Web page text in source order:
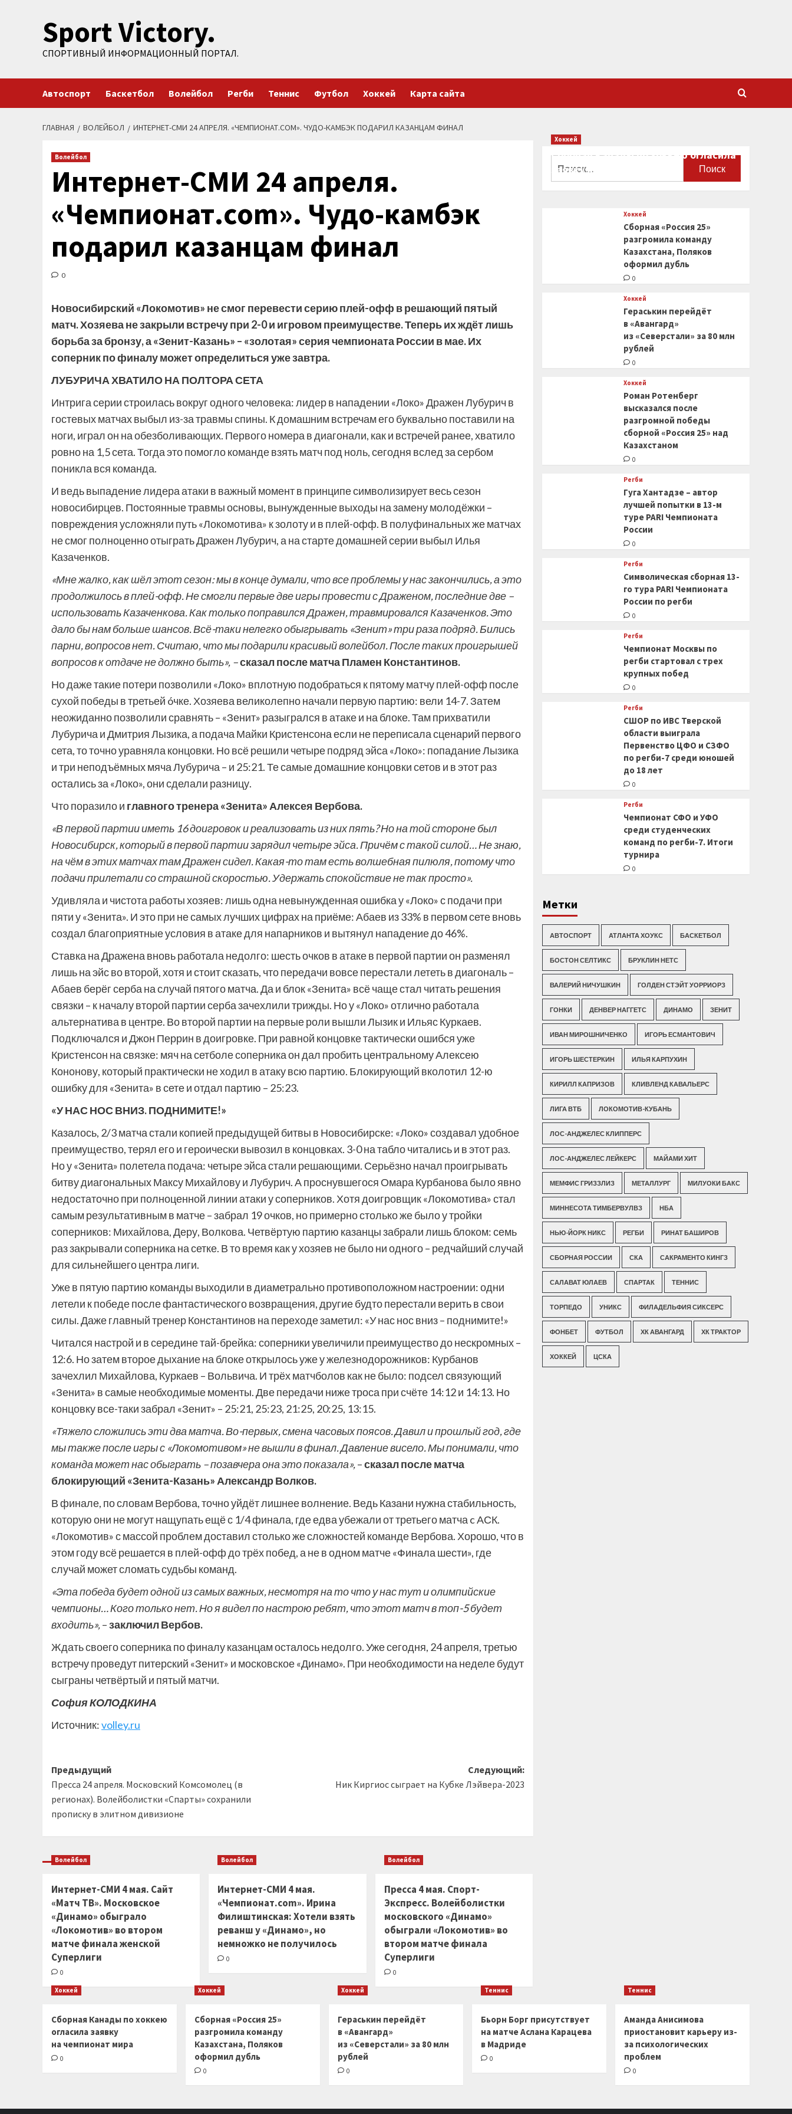
содержимомуSport Victory.
СПОРТИВНЫЙ ИНФОРМАЦИОННЫЙ ПОРТАЛ.
Автоспорт Баскетбол Волейбол Регби Теннис Футбол Хоккей Карта сайта
ГЛАВНАЯ ВОЛЕЙБОЛ ИНТЕРНЕТ-СМИ 24 АПРЕЛЯ. «ЧЕМПИОНАТ.COM». ЧУДО-КАМБЭК ПОДАРИЛ КАЗАНЦАМ ФИНАЛ
Волейбол
Интернет-СМИ 24 апреля.
«Чемпионат.com». Чудо-камбэк
подарил казанцам финал
0
Новосибирский «Локомотив» не смог перевести серию плей-офф в решающий пятый
матч. Хозяева не закрыли встречу при 2-0 и игровом преимуществе. Теперь их ждёт лишь
борьба за бронзу, а «Зенит-Казань» – «золотая» серия чемпионата России в мае. Их
соперник пофиналу может определиться уже завтра.
ЛУБУРИЧА ХВАТИЛО НА ПОЛТОРА СЕТА
Интрига серии строилась вокруг одного человека: лидер в нападении «Локо» Дражен Лубурич в
гостевых матчах выбыл из-за травмы спины. К домашним встречам его буквально поставили на
ноги, играл он на обезболивающих. Первого номера в диагонали, как и встречей ранее, хватило
ровно на 1,5 сета. Тогда это помогло команде взять матч под ноль, сегодня вслед за сербом
поникла вся команда.
И ведь выпадение лидера атаки в важный момент в принципе символизирует весь сезон
новосибирцев. Постоянные травмы основы, вынужденные выходы на замену молодёжки –
повреждения усложняли путь «Локомотива» к золоту и в плей-офф. В полуфинальных же матчах
не смог полноценно отыграть Дражен Лубурич, а на старте домашней серии выбыл Илья
Казаченков.
«Мне жалко, как шёл этот сезон: мы в конце думали, что все проблемы у нас закончились, а это
продолжилось в плей-офф. Не смогли первые две игры провести с Драженом, последние две –
использовать Казаченкова. Как только поправился Дражен, травмировался Казаченков. Это
дало бы нам больше шансов. Всё-таки нелегко обыгрывать «Зенит» три раза подряд. Бились
парни, вопросов нет. Считаю, что мы подарили красивый волейбол. После таких проигрышей
вопросов к отдаче не должно быть», –сказал после матча Пламен Константинов.
Но даже такие потери позволили «Локо» вплотную подобраться к пятому матчу плей-офф после
сухой победы в третьей óчке. Хозяева великолепно начали первую партию: вели 14-7. Затем
неожиданно позволили сравнять – «Зенит» разыгрался в атаке и на блоке. Там прихватили
Лубурича и Дмитрия Лызика, а подача Майки Кристенсона если не переписала сценарий первого
сета, то точно уравняла концовки. Но всё решили четыре подряд эйса «Локо»: попадание Лызика
и три неподъёмных мяча Лубурича – и 25:21. Те самые домашние концовки сетов и в этот раз
остались за «Локо», они сделали разницу.
Что поразило и главного тренера «Зенита» Алексея Вербова.
«В первой партии иметь 16 доигровок и реализовать из них пять? Но на той стороне был
Новосибирск, который в первой партии зарядил четыре эйса. Причём с такой силой… Не знаю,
на чём в этих матчах там Дражен сидел. Какая-то там есть волшебная пилюля, потому что
подачи прилетали со страшной скоростью. Удержать спокойствие не так просто».
Удивляла и чистота работы хозяев: лишь одна невынужденная ошибка у «Локо» с подачи при
пяти у «Зенита». И это при не самых лучших цифрах на приёме: Абаев из 33% в первом сете вновь
создал благоприятные условия в атаке для напарников и вытянул нападение до 46%.
Ставка на Дражена вновь работала недолго: шесть очков в атаке в первой партии он разменял
лишь на эйс во второй, хотя и стоит сказать, что передачи вовсе перестали лететь в диагональ –
Абаев берёг серба на случай пятого матча. Да и блок «Зенита» всё чаще стал читать решения
связки – к началу второй партии серба зачехлили трижды. Но у «Локо» отлично работала
альтернатива в центре. Во второй партии на первые роли вышли Лызик и Ильяс Куркаев.
Подключался и Джон Перрин в доигровке. При равной концовке тактически ошибся уже
Кристенсон на связке: мяч на сетболе соперника он дал пробить центральному Алексею
Кононову, который практически не ходил в атаку всю партию. Блокирующий вколотил 12-ю
ошибку для «Зенита» в сете и отдал партию – 25:23.
«У НАС НОС ВНИЗ. ПОДНИМИТЕ!»
Казалось, 2/3 матча стали копией предыдущей битвы в Новосибирске: «Локо» создавал удобное
преимущество, терял его и героически вывозил в концовках. 3-0 на табло читались и в этот раз.
Но у «Зенита» полетела подача: четыре эйса стали решающими. Серьёзно начал проигрывать
битву диагональных Максу Михайлову и Лубурич. А проснувшегося Омара Курбанова было явно
недостаточно при полноценной линии атаки у соперников. Хотя доигровщик «Локомотива» стал
самым результативным в матче – забрал 19 очков, но примерно столько же было у тройки
соперников: Михайлова, Деру, Волкова. Четвёртую партию казанцы забрали лишь блоком: семь
раз закрывали соперника на сетке. В то время как у хозяев не было ни одного – редчайший случай
для сильнейшего центра лиги.
Уже в пятую партию команды выходили в диаметрально противоположном настроении: одни
летели к победе после фантастического возвращения, другие будто перестали верить в свои
силы. Даже главный тренер Константинов на переходе заметил: «У нас нос вниз – поднимите!»
Читался настрой и в середине тай-брейка: соперники увеличили преимущество до нескромных –
12:6. Но затем второе дыхание на блоке открылось уже у железнодорожников: Курбанов
зачехлил Михайлова, Куркаев – Вольвича. И трёх матчболов как не было: подсел связующий
«Зенита» в самые необходимые моменты. Две передачи ниже троса при счёте 14:12 и 14:13. Но
концовку все-таки забрал «Зенит» – 25:21, 25:23, 21:25, 20:25, 13:15.
«Тяжело сложились эти два матча. Во-первых, смена часовых поясов. Давил и прошлый год, где
мы также после игры с «Локомотивом» не вышли в финал. Давление висело. Мы понимали, что
команда может нас обыграть – позавчера она это показала»,–сказал после матча
блокирующий «Зенита-Казань» Александр Волков.
В финале, по словам Вербова, точно уйдёт лишнее волнение. Ведь Казани нужна стабильность,
которую они не могут нащупать ещё с 1/4 финала, где едва убежали от третьего матча c АСК.
«Локомотив» с массой проблем доставил столько же сложностей команде Вербова. Хорошо, что в
этом году всё решается в плей-офф до трёх побед, а не в одном матче «Финала шести», где
случай может сломать судьбы команд.
«Эта победа будет одной из самых важных, несмотря на то что у нас тут и олимпийские
чемпионы… Кого только нет. Но я видел по настрою ребят, что этот матч в топ-5 будет
входить»,–заключил Вербов.
Ждать своего соперника по финалу казанцам осталось недолго. Уже сегодня, 24 апреля, третью
встречу проведут питерский «Зенит» и московское «Динамо». При необходимости на неделе будут
сыграны четвёртый и пятый матчи.
София КОЛОДКИНА
Источник:volley.ru
Навигация
записи
Предыдущий
Пресса 24 апреля. Московский Комсомолец (в
регионах). Волейболистки «Спарты» сохранили
прописку в элитном дивизионе
Следующий:
Ник Киргиос сыграет на Кубке Лэйвера-2023
Волейбол
Интернет-СМИ 4 мая. Сайт
«Матч ТВ». Московское
«Динамо» обыграло
«Локомотив» во втором
матче финала женской
Суперлиги
0
Волейбол
Интернет-СМИ 4 мая.
«Чемпионат.com». Ирина
Филиштинская: Хотели взять
реванш у «Динамо», но
немножко не получилось
0
Волейбол
Пресса 4 мая. Спорт-
Экспресс. Волейболистки
московского «Динамо»
обыграли «Локомотив» во
втором матче финала
Суперлиги
0
Хоккей
Сборная Канады по хоккею огласила
заявку на чемпионат мира
Хоккей
Сборная «Россия 25»
разгромила команду
Казахстана, Поляков
оформил дубль
0
Хоккей
Гераськин перейдёт
в «Авангард»
из «Северстали» за 80 млн
рублей
0
Хоккей
Роман Ротенберг
высказался после
разгромной победы
сборной «Россия 25» над
Казахстаном
0
Регби
Гуга Хантадзе – автор
лучшей попытки в 13-м
туре PARI Чемпионата
России
0
Регби
Символическая сборная 13-
го тура PARI Чемпионата
России по регби
0
Регби
Чемпионат Москвы по
регби стартовал с трех
крупных побед
0
Регби
СШОР по ИВС Тверской
области выиграла
Первенство ЦФО и СЗФО
по регби-7 среди юношей
до 18 лет
0
Регби
Чемпионат СФО и УФО
среди студенческих
команд по регби-7. Итоги
турнира
0
Метки
АВТОСПОРТ АТЛАНТА ХОУКС БАСКЕТБОЛ
БОСТОН СЕЛТИКС БРУКЛИН НЕТС
ВАЛЕРИЙ НИЧУШКИН ГОЛДЕН СТЭЙТ УОРРИОРЗ
ГОНКИ ДЕНВЕР НАГГЕТС ДИНАМО ЗЕНИТ
ИВАН МИРОШНИЧЕНКО ИГОРЬ ЕСМАНТОВИЧ
ИГОРЬ ШЕСТЕРКИН ИЛЬЯ КАРПУХИН
КИРИЛЛ КАПРИЗОВ КЛИВЛЕНД КАВАЛЬЕРС
ЛИГА ВТБ ЛОКОМОТИВ-КУБАНЬ
ЛОС-АНДЖЕЛЕС КЛИППЕРС
ЛОС-АНДЖЕЛЕС ЛЕЙКЕРС МАЙАМИ ХИТ
МЕМФИС ГРИЗЗЛИЗ МЕТАЛЛУРГ МИЛУОКИ БАКС
МИННЕСОТА ТИМБЕРВУЛВЗ НБА
НЬЮ-ЙОРК НИКС РЕГБИ РИНАТ БАШИРОВ
СБОРНАЯ РОССИИ СКА САКРАМЕНТО КИНГЗ
САЛАВАТ ЮЛАЕВ СПАРТАК ТЕННИС
ТОРПЕДО УНИКС ФИЛАДЕЛЬФИЯ СИКСЕРС
ФОНБЕТ ФУТБОЛ ХК АВАНГАРД ХК ТРАКТОР
ХОККЕЙ ЦСКА
Хоккей
Сборная Канады по хоккею
огласила заявку
на чемпионат мира
0
Хоккей
Сборная «Россия 25»
разгромила команду
Казахстана, Поляков
оформил дубль
0
Хоккей
Гераськин перейдёт
в «Авангард»
из «Северстали» за 80 млн
рублей
0
Теннис
Бьорн Борг присутствует
на матче Аслана Карацева
в Мадриде
0
Теннис
Аманда Анисимова
приостановит карьеру из-
за психологических
проблем
0